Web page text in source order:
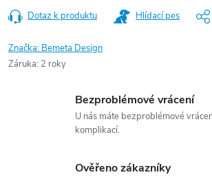
Dotaz k produktu Hlídací pes
Značka: Bemeta Design
Záruka: 2 roky
Bezproblémové vrácení
U nás máte bezproblémové
komplikací.
Ověřeno zákazníky